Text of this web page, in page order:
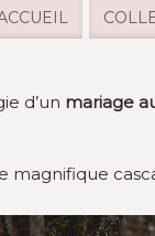
d’un mariage
magnifique